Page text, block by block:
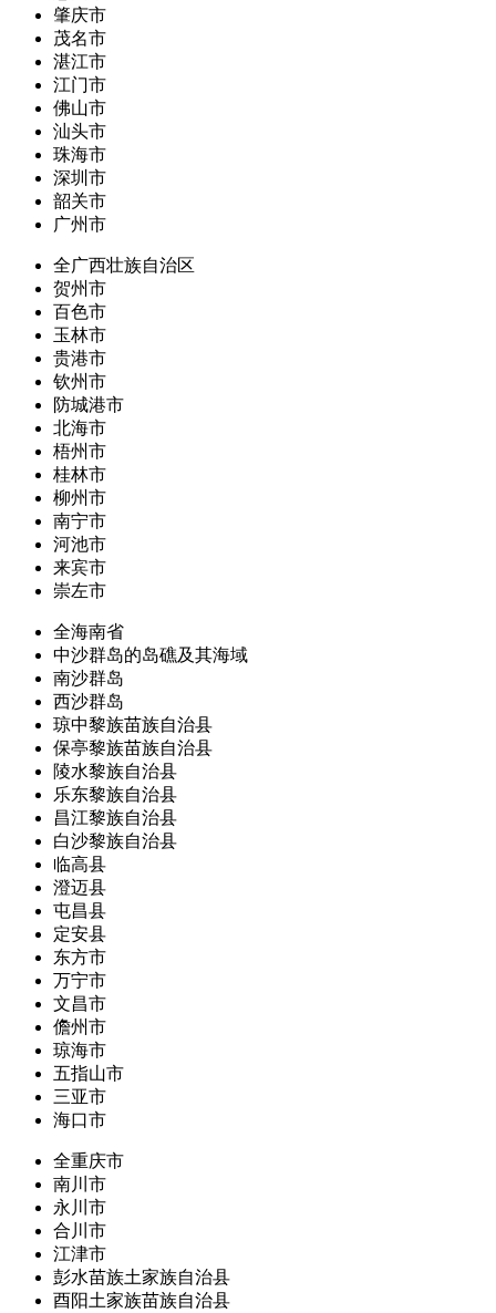
肇庆市
茂名市
湛江市
江门市
佛山市
汕头市
珠海市
深圳市
韶关市
广州市
全广西壮族自治区
贺州市
百色市
玉林市
贵港市
钦州市
防城港市
北海市
梧州市
桂林市
柳州市
南宁市
河池市
来宾市
崇左市
全海南省
中沙群岛的岛礁及其海域
南沙群岛
西沙群岛
琼中黎族苗族自治县
保亭黎族苗族自治县
陵水黎族自治县
乐东黎族自治县
昌江黎族自治县
白沙黎族自治县
临高县
澄迈县
屯昌县
定安县
东方市
万宁市
文昌市
儋州市
琼海市
五指山市
三亚市
海口市
全重庆市
南川市
永川市
合川市
江津市
彭水苗族土家族自治县
酉阳土家族苗族自治县